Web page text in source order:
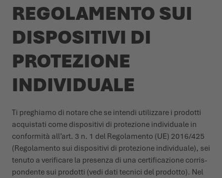
REGOLAMENTO SUI
DISPOSITIVI DI
PROTEZIONE
INDIVIDUALE
Ti preghiamo di notare che se intendi utilizzare i prodotti
acquistati come dispositivi di protezione individuale in
conformità all’art. 3 n. 1 del Regolamento (UE) 2016/425
(Regolamento sui dispositivi di protezione individuale), sei
tenuto a verificare la presenza di una certificazione corris­
pondente sui prodotti (vedi dati tecnici del prodotto). Nel